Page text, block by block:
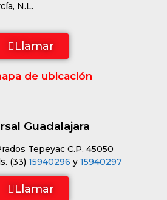
N.L.
Llamar
de ubicación
Guadalajara
Tepeyac C.P. 45050
(33) 15940296 y 15940297
Llamar